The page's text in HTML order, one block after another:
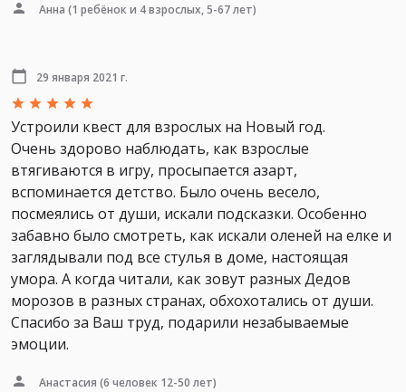
Анна (1 ребёнок и 4 взрослых, 5-67 лет)
29 января 2021 г.
Устроили квест для взрослых на Новый год.
Очень здорово наблюдать, как взрослые
втягиваются в игру, просыпается азарт,
вспоминается детство. Было очень весело,
посмеялись от души, искали подсказки. Особенно
забавно было смотреть, как искали оленей на елке и
заглядывали под все стулья в доме, настоящая
умора. А когда читали, как зовут разных Дедов
морозов в разных странах, обхохотались от души.
Спасибо за Ваш труд, подарили незабываемые
эмоции.
Анастасия (6 человек 12-50 лет)